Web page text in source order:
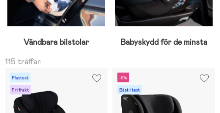
Vändbara bilstolar
Babyskydd för de minsta
115 träffar.
Plustest
Fri frakt
-6%
Bäst i test